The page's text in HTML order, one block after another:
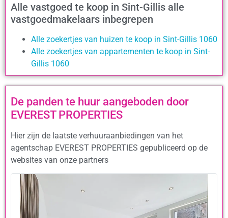
Alle vastgoed te koop in Sint-Gillis alle
vastgoedmakelaars inbegrepen
Alle zoekertjes van huizen te koop in Sint-Gillis 1060
Alle zoekertjes van appartementen te koop in Sint-
Gillis 1060
De panden te huur aangeboden door
EVEREST PROPERTIES
Hier zijn de laatste verhuuraanbiedingen van het
agentschap EVEREST PROPERTIES gepubliceerd op de
websites van onze partners